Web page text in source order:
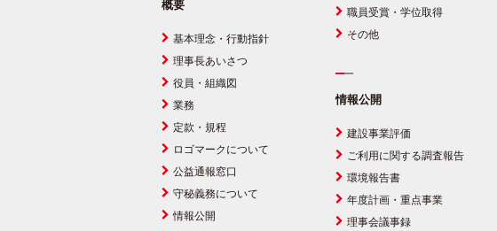
概要
基本理念・行動指針
理事長あいさつ
役員・組織図
業務
定款・規程
ロゴマークについて
公益通報窓口
守秘義務について
情報公開
職員受賞・学位取得
その他
情報公開
建設事業評価
ご利用に関する調査報告
環境報告書
年度計画・重点事業
理事会議事録